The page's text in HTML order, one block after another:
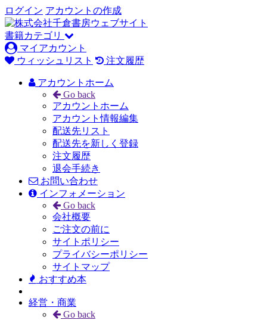
ログイン アカウントの作成
書籍カテゴリ
マイアカウント
ウィッシュリスト
注文履歴
アカウントホーム
Go back
アカウントホーム
アカウント情報編集
配送先リスト
配送先を新しく登録
注文履歴
退会手続き
お問い合わせ
インフォメーション
Go back
会社概要
ご注文の前に
サイトポリシー
プライバシーポリシー
サイトマップ
おすすめ本
経営・商業
Go back